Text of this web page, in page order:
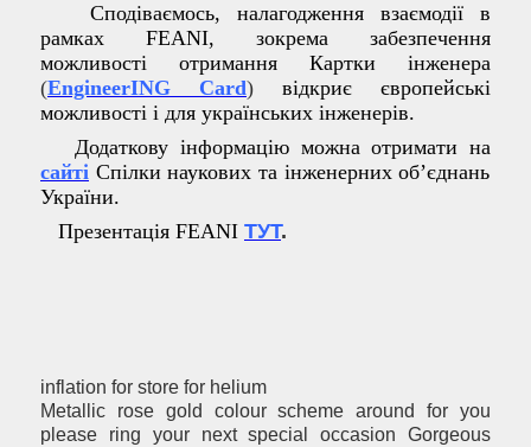
Сподіваємось, налагодження взаємодії в
рамках FEANI, зокрема забезпечення
можливості отримання Картки інженера
(EngineerING Card) відкриє європейські
можливості і для українських інженерів.
Додаткову інформацію можна отримати на
сайті Спілки наукових та інженерних об’єднань
України.
Презентація FEANI ТУТ.
inflation for store for helium
Metallic rose gold colour scheme around for you
please ring your next special occasion Gorgeous